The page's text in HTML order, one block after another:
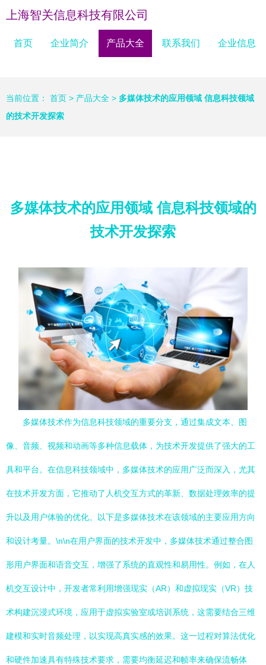
上海智关信息科技有限公司
首页 企业简介 产品大全 联系我们 企业信息
当前位置： 首页 > 产品大全 > 多媒体技术的应用领域 信息科技领域
的技术开发探索
多媒体技术的应用领域 信息科技领域的
技术开发探索
多媒体技术作为信息科技领域的重要分支，通过集成文本、图
像、音频、视频和动画等多种信息载体，为技术开发提供了强大的工
具和平台。在信息科技领域中，多媒体技术的应用广泛而深入，尤其
在技术开发方面，它推动了人机交互方式的革新、数据处理效率的提
升以及用户体验的优化。以下是多媒体技术在该领域的主要应用方向
和设计考量。\n\n在用户界面的技术开发中，多媒体技术通过整合图
形用户界面和语音交互，增强了系统的直观性和易用性。例如，在人
机交互设计中，开发者常利用增强现实（AR）和虚拟现实（VR）技
术构建沉浸式环境，应用于虚拟实验室或培训系统，这需要结合三维
建模和实时音频处理，以实现高真实感的效果。这一过程对算法优化
和硬件加速具有特殊技术要求，需要均衡延迟和帧率来确保流畅体